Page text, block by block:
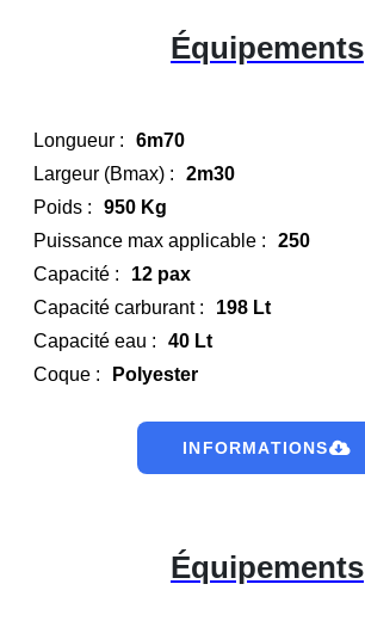
Équipements
Longueur :
6m70
Largeur (Bmax) :
2m30
Poids :
950 Kg
Puissance max applicable :
250
Capacité :
12 pax
Capacité carburant :
198 Lt
Capacité eau :
40 Lt
Coque :
Polyester
INFORMATIONS
Équipements